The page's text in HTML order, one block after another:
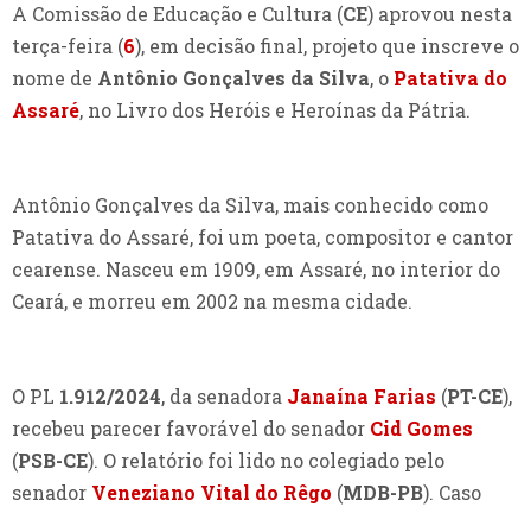
A Comissão de Educação e Cultura (CE) aprovou nesta
terça-feira (6), em decisão final, projeto que inscreve o
nome de Antônio Gonçalves da Silva, o Patativa do
Assaré, no Livro dos Heróis e Heroínas da Pátria.
Antônio Gonçalves da Silva, mais conhecido como
Patativa do Assaré, foi um poeta, compositor e cantor
cearense. Nasceu em 1909, em Assaré, no interior do
Ceará, e morreu em 2002 na mesma cidade.
O PL 1.912/2024, da senadora Janaína Farias (PT-CE),
recebeu parecer favorável do senador Cid Gomes
(PSB-CE). O relatório foi lido no colegiado pelo
senador Veneziano Vital do Rêgo (MDB-PB). Caso